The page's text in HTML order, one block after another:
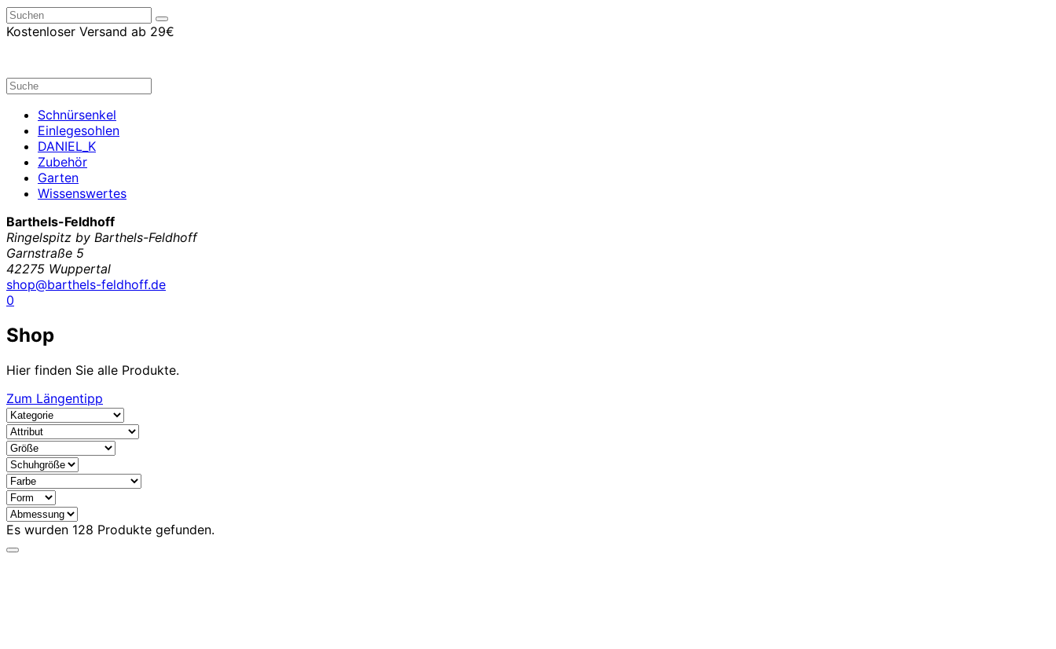
Kostenloser Versand ab 29€
Schnürsenkel
Einlegesohlen
DANIEL_K
Zubehör
Garten
Wissenswertes
Barthels-Feldhoff
Ringelspitz by Barthels-Feldhoff
Garnstraße 5
42275 Wuppertal
shop@barthels-feldhoff.de
0
Shop
Hier finden Sie alle Produkte.
Zum Längentipp
Es wurden 128 Produkte gefunden.